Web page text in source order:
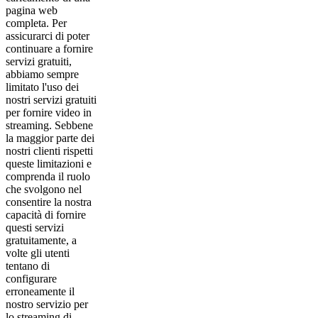
pagina web
completa. Per
assicurarci di poter
continuare a fornire
servizi gratuiti,
abbiamo sempre
limitato l'uso dei
nostri servizi gratuiti
per fornire video in
streaming. Sebbene
la maggior parte dei
nostri clienti rispetti
queste limitazioni e
comprenda il ruolo
che svolgono nel
consentire la nostra
capacità di fornire
questi servizi
gratuitamente, a
volte gli utenti
tentano di
configurare
erroneamente il
nostro servizio per